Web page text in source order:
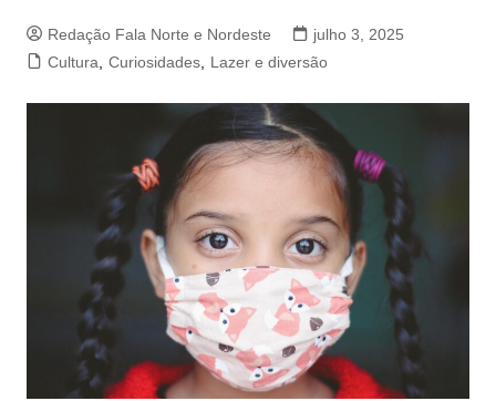
Redação Fala Norte e Nordeste
julho 3, 2025
Cultura
Curiosidades, Lazer e diversão